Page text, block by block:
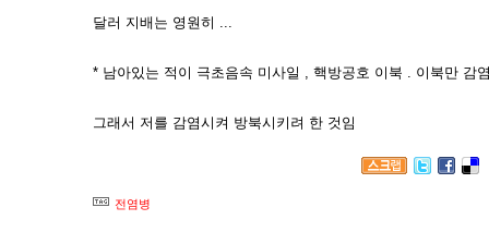
달러 지배는 영원히 ...
* 남아있는 적이 극초음속 미사일 , 핵방공호 이북 . 이북만 감
그래서 저를 감염시켜 방북시키려 한 것임
전염병